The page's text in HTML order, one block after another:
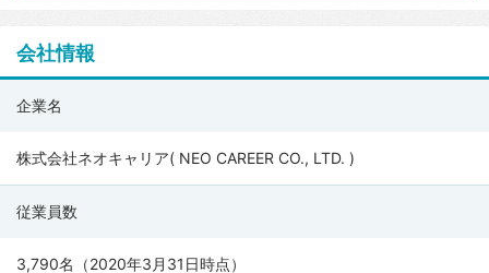
会社情報
社
企業名
株式会社ネオキャリア( NEO CAREER CO., LTD. )
従業員数
3,790名（2020年3月31日時点）